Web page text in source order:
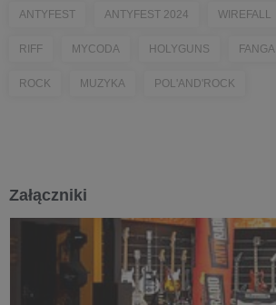
ANTYFEST ANTYFEST 2024 WIREFALL
RIFF MYCODA HOLYGUNS FANGA
ROCK MUZYKA POL'AND'ROCK
Załączniki